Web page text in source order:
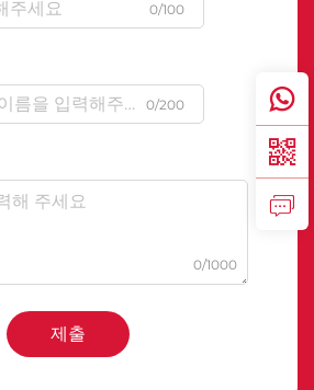
0/100
0/200
0/1000
제출